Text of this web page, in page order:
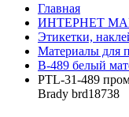
Главная
ИНТЕРНЕТ
Этикетки,
Материалы для
B-489 белый
PTL-31-489
Brady brd18738